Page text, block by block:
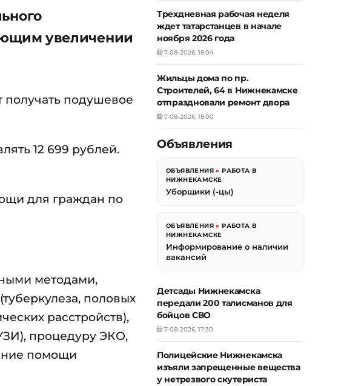
увеличении
подушевое
12 699 рублей.
для граждан по
методами,
половых
расстройств),
процедуру ЭКО,
помощи
Трехдневная рабочая неделя
ждет татарстанцев в начале
ноября 2026 года
7-08-2026, 18:04
Жильцы дома по пр.
Строителей, 64 в Нижнекамске
отпраздновали ремонт двора
7-08-2026, 18:00
Объявления
ОБЪЯВЛЕНИЯ »РАБОТА В
НИЖНЕКАМСКЕ
Уборщики (-цы)
ОБЪЯВЛЕНИЯ »РАБОТА В
НИЖНЕКАМСКЕ
Информирование о наличии
вакансий
Детсады Нижнекамска
передали 200 талисманов для
бойцов СВО
7-08-2026, 17:30
Полицейские Нижнекамска
изъяли запрещенные вещества
у нетрезвого скутериста